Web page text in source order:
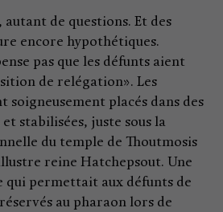
de questions. Et des
encore hypothétiques.
pas que les défunts aient
de relégation». Les
soigneusement placés dans des
stabilisées, juste sous la
du temple de Thoutmosis
reine Hatchepsout. Une
permettait aux défunts de
au pharaon lors de